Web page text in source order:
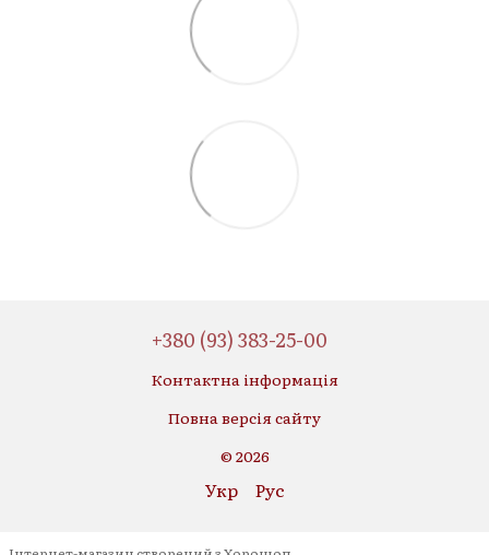
+380 (93) 383-25-00
Контактна інформація
Повна версія сайту
© 2026
Укр Рус